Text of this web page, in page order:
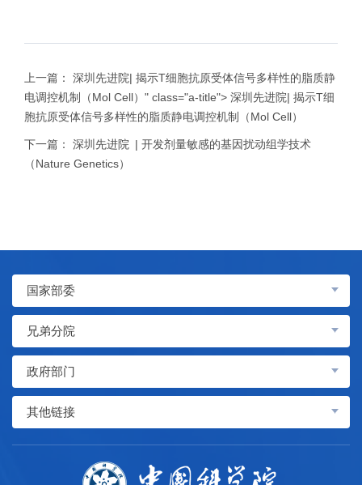
上一篇：
深圳先进院| 揭示T细胞抗原受体信号多样性的脂质静
电调控机制（Mol Cell）" class="a-title"> 深圳先进院| 揭示T细
胞抗原受体信号多样性的脂质静电调控机制（Mol Cell）
下一篇：
深圳先进院 | 开发剂量敏感的基因扰动组学技术
（Nature Genetics）
国家部委
兄弟分院
政府部门
其他链接